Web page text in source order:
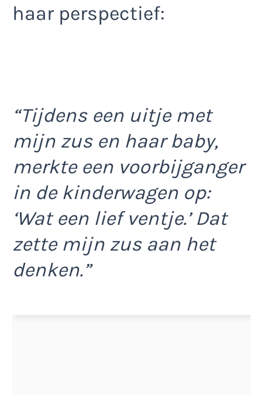
haar perspectief:
“Tijdens een uitje met
mijn zus en haar baby,
merkte een voorbijganger
in de kinderwagen op:
‘Wat een lief ventje.’ Dat
zette mijn zus aan het
denken.”